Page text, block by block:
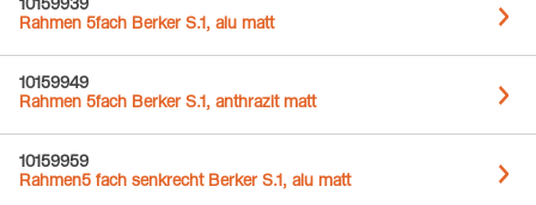
10159939
Rahmen 5fach Berker S.1, alu matt
10159949
Rahmen 5fach Berker S.1, anthrazit matt
10159959
Rahmen5 fach senkrecht Berker S.1, alu matt